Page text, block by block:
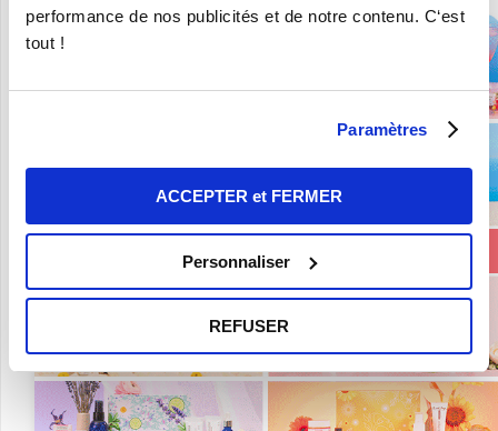
performance de nos publicités et de notre contenu. C‘est
tout !
Paramètres
ACCEPTER et FERMER
Personnaliser
REFUSER